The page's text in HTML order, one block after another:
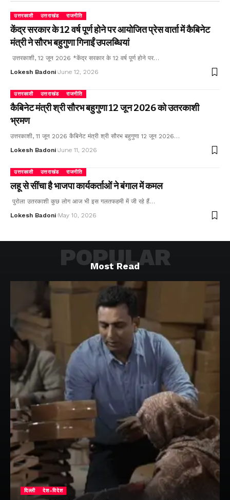
उत्तरकाशी उत्तराखंड राजनीति
केंद्र सरकार के 12 वर्ष पूर्ण होने पर आयोजित प्रेस वार्ता में कैबिनेट
मंत्री ने सौरभ बहुगुणा गिनाईं उपलब्धियां
उत्तरकाशी, 12 जून 2026 *केंद्र सरकार के 12 वर्ष पूर्ण होने पर…
Lokesh Badoni June 12, 2026
उत्तरकाशी उत्तराखंड राजनीति
कैबिनेट मंत्री श्री सौरभ बहुगुणा 12 जून 2026 को उतरकाशी
भ्रमण
उत्तरकाशी, 11 जून 2026 कैबिनेट मंत्री श्री सौरभ बहुगुणा 12 जून 2026…
Lokesh Badoni June 11, 2026
उत्तरकाशी उत्तराखंड राजनीति
लहू से सींचा है भाजपा कार्यकर्ताओं ने बंगाल में कमल
पुरोला उतरकाशी कुछ लोग आज भी इस गलतफहमी में जी रहे हैं…
Lokesh Badoni May 10, 2026
Most Read
POPULAR
दिल्ली देश-विदेश